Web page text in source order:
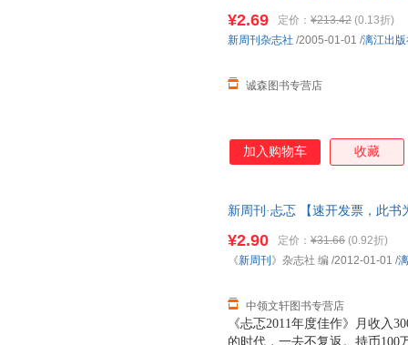
的痛苦》）2011《新周刊》，
有多贵、我们如何安慰自己、
¥2.69 定价： ¥213.42 (0.13折)
诚森图书专营店
新周刊杂志社 /2005-01-01 /漓江出
加入购物车 收藏
新周刊·忐忑 【速开发票，此
《忐忑2011年度佳作》月收入
的时代，一去不复返。持币100
¥2.90 定价： ¥31.66 (0.92折)
中领文轩图书专营店
《新周刊 》杂志社 编 /2012-01-01 /